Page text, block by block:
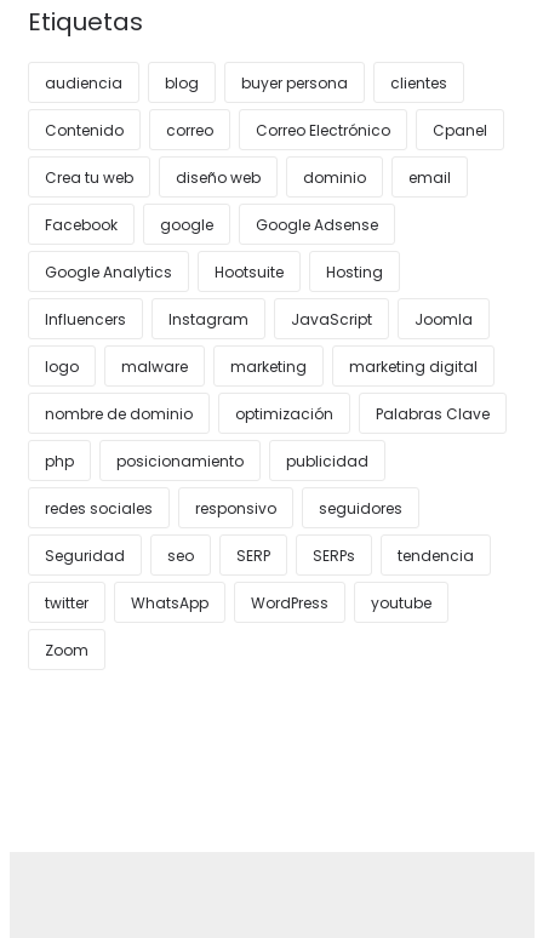
Etiquetas
audiencia blog buyer persona clientes
Contenido correo Correo Electrónico Cpanel
Crea tu web diseño web dominio email
Facebook google Google Adsense
Google Analytics Hootsuite Hosting
Influencers Instagram JavaScript Joomla
logo malware marketing marketing digital
nombre de dominio optimización Palabras Clave
php posicionamiento publicidad
redes sociales responsivo seguidores
Seguridad seo SERP SERPs tendencia
twitter WhatsApp WordPress youtube
Zoom